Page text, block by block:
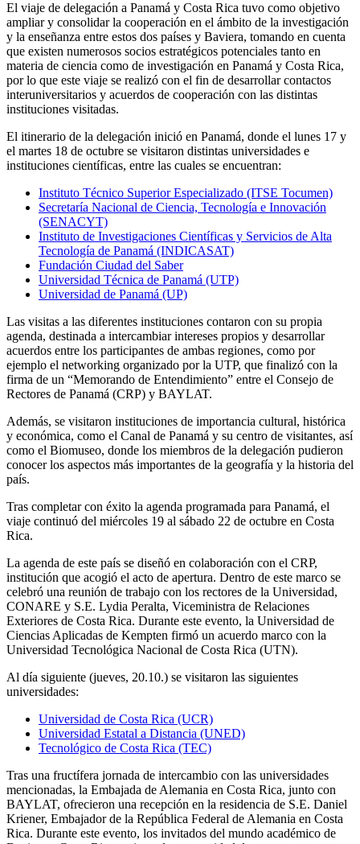
El viaje de delegación a Panamá y Costa Rica tuvo como objetivo
ampliar y consolidar la cooperación en el ámbito de la investigación
y la enseñanza entre estos dos países y Baviera, tomando en cuenta
que existen numerosos socios estratégicos potenciales tanto en
materia de ciencia como de investigación en Panamá y Costa Rica,
por lo que este viaje se realizó con el fin de desarrollar contactos
interuniversitarios y acuerdos de cooperación con las distintas
instituciones visitadas.
El itinerario de la delegación inició en Panamá, donde el lunes 17 y
el martes 18 de octubre se visitaron distintas universidades e
instituciones científicas, entre las cuales se encuentran:
Instituto Técnico Superior Especializado (ITSE Tocumen)
Secretaría Nacional de Ciencia, Tecnología e Innovación
(SENACYT)
Instituto de Investigaciones Científicas y Servicios de Alta
Tecnología de Panamá (INDICASAT)
Fundación Ciudad del Saber
Universidad Técnica de Panamá (UTP)
Universidad de Panamá (UP)
Las visitas a las diferentes instituciones contaron con su propia
agenda, destinada a intercambiar intereses propios y desarrollar
acuerdos entre los participantes de ambas regiones, como por
ejemplo el networking organizado por la UTP, que finalizó con la
firma de un “Memorando de Entendimiento” entre el Consejo de
Rectores de Panamá (CRP) y BAYLAT.
Además, se visitaron instituciones de importancia cultural, histórica
y económica, como el Canal de Panamá y su centro de visitantes, así
como el Biomuseo, donde los miembros de la delegación pudieron
conocer los aspectos más importantes de la geografía y la historia del
país.
Tras completar con éxito la agenda programada para Panamá, el
viaje continuó del miércoles 19 al sábado 22 de octubre en Costa
Rica.
La agenda de este país se diseñó en colaboración con el CRP,
institución que acogió el acto de apertura. Dentro de este marco se
celebró una reunión de trabajo con los rectores de la Universidad,
CONARE y S.E. Lydia Peralta, Viceministra de Relaciones
Exteriores de Costa Rica. Durante este evento, la Universidad de
Ciencias Aplicadas de Kempten firmó un acuerdo marco con la
Universidad Tecnológica Nacional de Costa Rica (UTN).
Al día siguiente (jueves, 20.10.) se visitaron las siguientes
universidades:
Universidad de Costa Rica (UCR)
Universidad Estatal a Distancia (UNED)
Tecnológico de Costa Rica (TEC)
Tras una fructífera jornada de intercambio con las universidades
mencionadas, la Embajada de Alemania en Costa Rica, junto con
BAYLAT, ofrecieron una recepción en la residencia de S.E. Daniel
Kriener, Embajador de la República Federal de Alemania en Costa
Rica. Durante este evento, los invitados del mundo académico de